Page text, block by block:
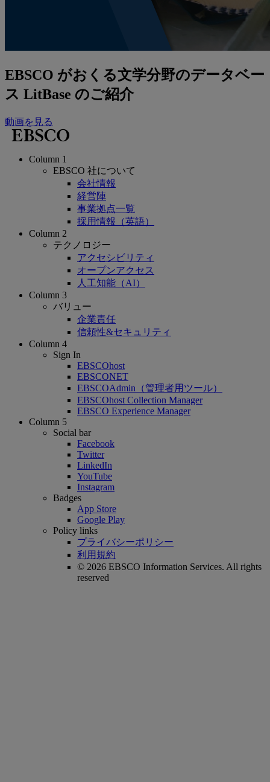
EBSCO がおくる文学分野のデータベー
ス LitBase のご紹介
動画を見る
Column 1
EBSCO 社について
会社情報
経営陣
事業拠点一覧
採用情報（英語）
Column 2
テクノロジー
アクセシビリティ
オープンアクセス
人工知能（AI）
Column 3
バリュー
企業責任
信頼性&セキュリティ
Column 4
Sign In
EBSCOhost
EBSCONET
EBSCOAdmin（管理者用ツール）
EBSCOhost Collection Manager
EBSCO Experience Manager
Column 5
Social bar
Facebook
Twitter
LinkedIn
YouTube
Instagram
Badges
App Store
Google Play
Policy links
プライバシーポリシー
利用規約
© 2026 EBSCO Information Services. All rights
reserved